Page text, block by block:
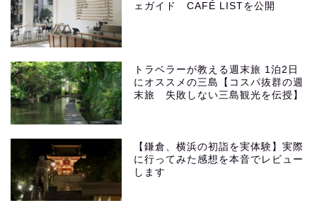
ェガイド CAFÉ LISTを公開
トラベラーが教える週末旅 1泊2日
にオススメの三島【コスパ抜群の週
末旅 失敗しない三島観光を伝授】
【鎌倉、横浜の初詣を実体験】実際
に行ってみた感想を本音でレビュー
します